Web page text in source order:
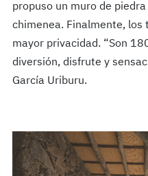
propuso un muro de
chimenea. Finalmente, los
mayor privacidad. “Son
diversión, disfrute y
García Uriburu.